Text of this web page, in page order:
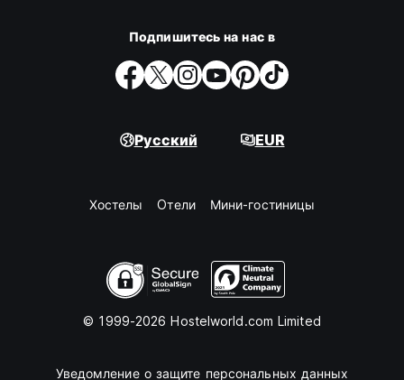
Подпишитесь на нас в
Русский EUR
Хостелы Oтели Мини-гостиницы
© 1999-2026 Hostelworld.com Limited
Уведомление о защите персональных данных